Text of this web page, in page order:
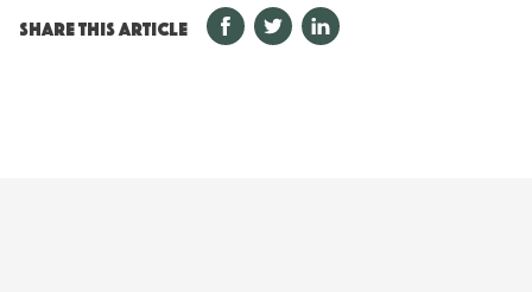
SHARE THIS ARTICLE